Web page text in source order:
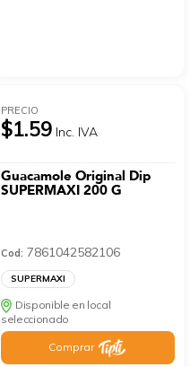
PRECIO
$1.59 Inc. IVA
Guacamole Original Dip
SUPERMAXI 200 G
Cod: 7861042582106
SUPERMAXI
Disponible en local
seleccionado
Comprar